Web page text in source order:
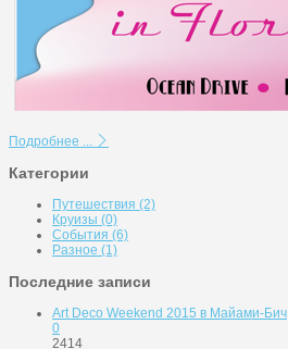
Подробнее ...
Категории
Путешествия (2)
Круизы (0)
События (6)
Разное (1)
Последние записи
Art Deco Weekend 2015 в Майами-Бич
0
2414